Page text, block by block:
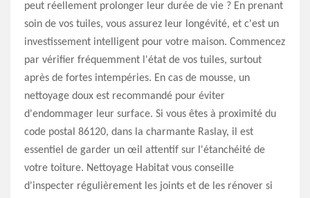
peut réellement prolonger leur durée de vie ? En prenant
soin de vos tuiles, vous assurez leur longévité, et c'est un
investissement intelligent pour votre maison. Commencez
par vérifier fréquemment l'état de vos tuiles, surtout
après de fortes intempéries. En cas de mousse, un
nettoyage doux est recommandé pour éviter
d'endommager leur surface. Si vous êtes à proximité du
code postal 86120, dans la charmante Raslay, il est
essentiel de garder un œil attentif sur l'étanchéité de
votre toiture. Nettoyage Habitat vous conseille
d'inspecter régulièrement les joints et de les rénover si